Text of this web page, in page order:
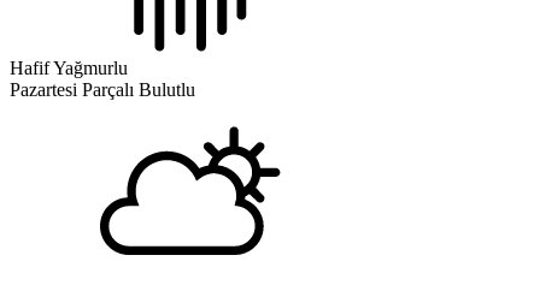
Hafif Yağmurlu
Pazartesi Parçalı Bulutlu